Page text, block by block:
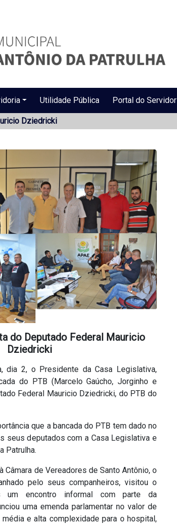
Utilidade Pública Portal do Servidor
Dziedricki
do Deputado Federal Mauricio
Dziedricki
dia 2, o Presidente da Casa Legislativa,
do PTB (Marcelo Gaúcho, Jorginho e
Federal Mauricio Dziedricki, do PTB do
que a bancada do PTB tem dado no
seus deputados com a Casa Legislativa e
Patrulha.
Câmara de Vereadores de Santo Antônio, o
pelo seus companheiros, visitou o
um encontro informal com parte da
uma emenda parlamentar no valor de
e alta complexidade para o hospital,